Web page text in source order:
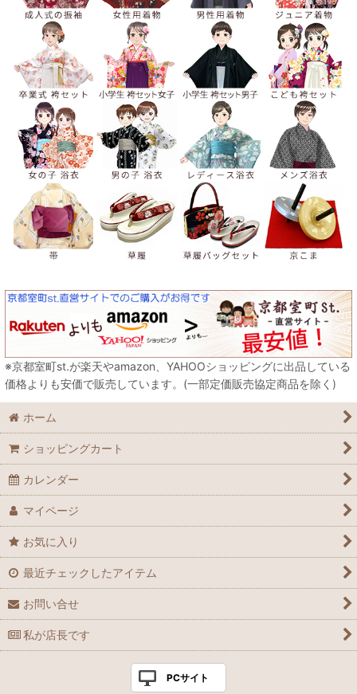
※京都室町st.が楽天やamazon、YAHOOショッピングに出品している
価格よりも安価で販売しています。(一部定価販売協定商品を除く)
ホーム
ショッピングカート
カレンダー
マイページ
お気に入り
最近チェックしたアイテム
お問い合せ
私が店長です
PCサイト